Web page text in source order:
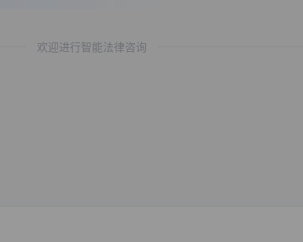
欢迎进行智能法律咨询